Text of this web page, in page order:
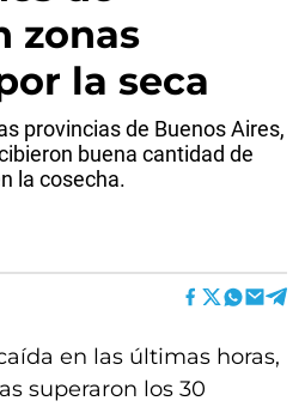
zonas
la seca
provincias de Buenos Aires,
buena cantidad de
la cosecha.
en las últimas horas,
superaron los 30